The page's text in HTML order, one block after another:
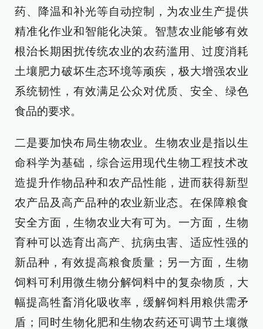
药、降温和补光等自动控制，为农业生产提供
精准化作业和智能化决策。智慧农业能够有效
根治长期困扰传统农业的农药滥用、过度消耗
土壤肥力破坏生态环境等顽疾，极大增强农业
系统韧性，有效满足公众对优质、安全、绿色
食品的要求。
二是要加快布局生物农业。生物农业是指以生
命科学为基础，综合运用现代生物工程技术改
造提升作物品种和农产品性能，进而获得新型
农产品及高产品种的农业新业态。在保障粮食
安全方面，生物农业大有可为。一方面，生物
育种可以选育出高产、抗病虫害、适应性强的
新品种，有效提高粮食质量；另一方面，生物
饲料可利用微生物分解饲料中的复杂物质，大
幅提高牲畜消化吸收率，缓解饲料用粮供需矛
盾；同时生物化肥和生物农药还可调节土壤微